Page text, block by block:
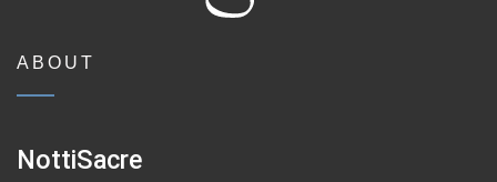
ABOUT
NottiSacre